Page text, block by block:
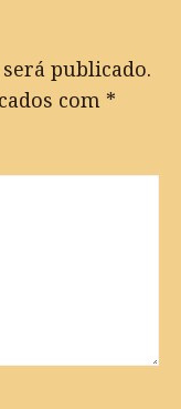
publicado.
com *